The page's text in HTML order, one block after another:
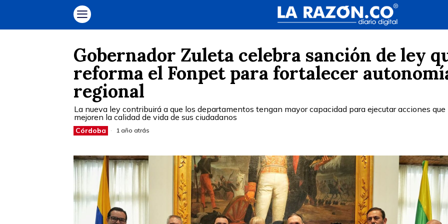
Gobernador Zuleta celebra sanción de ley
reforma el Fonpet para fortalecer
regional
La nueva ley contribuirá a que los departamentos tengan mayor capacidad para ejecutar acciones que
mejoren la calidad de vida de sus ciudadanos
Córdoba 1 año atrás